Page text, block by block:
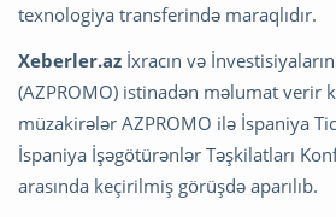
texnologiya transferində maraqlıdır.
Xeberler.az İxracın və
(AZPROMO) istinadən məlumat verir
müzakirələr AZPROMO ilə İspaniya
İspaniya İşəgötürənlər Təşkilatları
arasında keçirilmiş görüşdə aparılıb.